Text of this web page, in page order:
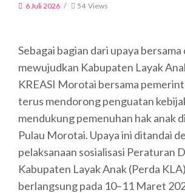
6 Juli 2026 54 Views
Sebagai bagian dari upaya bersama
mewujudkan Kabupaten Layak
KREASI Morotai bersama
terus mendorong penguatan
mendukung pemenuhan hak anak
Pulau Morotai. Upaya ini ditandai
pelaksanaan sosialisasi Peraturan
Kabupaten Layak Anak (Perda
berlangsung pada 10–11 Maret